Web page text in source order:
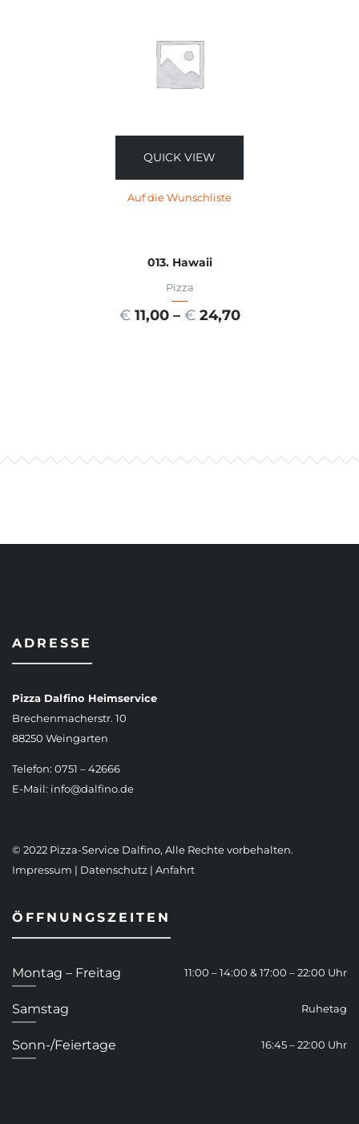
QUICK VIEW
Auf die Wunschliste
013. Hawaii
Pizza
€ 11,00 – € 24,70
ADRESSE
Pizza Dalfino Heimservice
Brechenmacherstr. 10
88250 Weingarten
Telefon: 0751 – 42666
E-Mail: info@dalfino.de
© 2022 Pizza-Service Dalfino, Alle Rechte vorbehalten.
Impressum | Datenschutz | Anfahrt
ÖFFNUNGSZEITEN
Montag – Freitag 11:00 – 14:00 & 17:00 – 22:00 Uhr
Samstag Ruhetag
Sonn-/Feiertage 16:45 – 22:00 Uhr